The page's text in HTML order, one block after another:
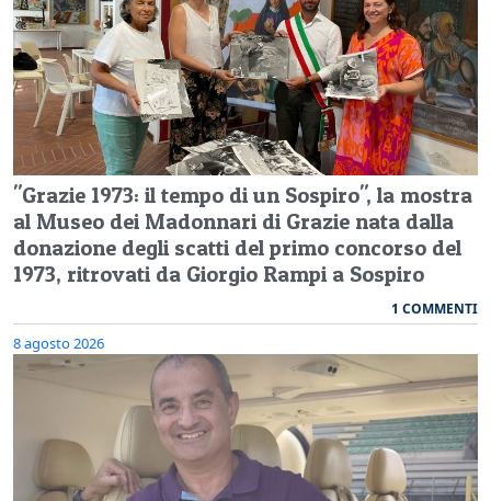
"Grazie 1973: il tempo di un Sospiro", la mostra
al Museo dei Madonnari di Grazie nata dalla
donazione degli scatti del primo concorso del
1973, ritrovati da Giorgio Rampi a Sospiro
1 COMMENTI
8 agosto 2026